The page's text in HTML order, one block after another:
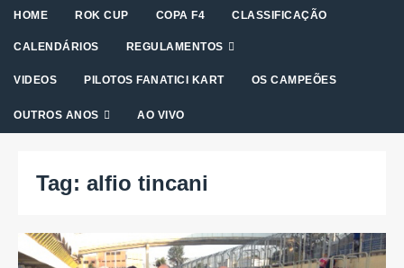
HOME ROK CUP COPA F4 CLASSIFICAÇÃO
CALENDÁRIOS REGULAMENTOS
VIDEOS PILOTOS FANATICI KART OS CAMPEÕES
OUTROS ANOS AO VIVO
Tag: alfio tincani